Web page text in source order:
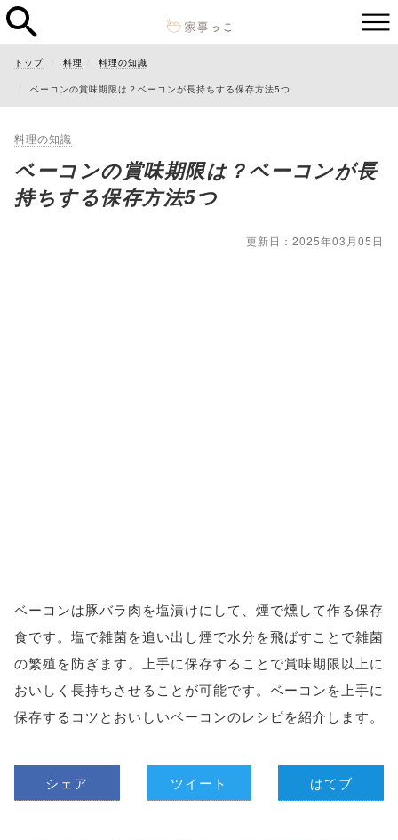
トップ 料理 料理の知識
ベーコンの賞味期限は？ベーコンが長持ちする保存方法5つ
料理の知識
ベーコンの賞味期限は？ベーコンが長
持ちする保存方法5つ
更新日：2025年03月05日
ベーコンは豚バラ肉を塩漬けにして、煙で燻して作る保存
食です。塩で雑菌を追い出し煙で水分を飛ばすことで雑菌
の繁殖を防ぎます。上手に保存することで賞味期限以上に
おいしく長持ちさせることが可能です。ベーコンを上手に
保存するコツとおいしいベーコンのレシピを紹介します。
シェア ツイート はてブ